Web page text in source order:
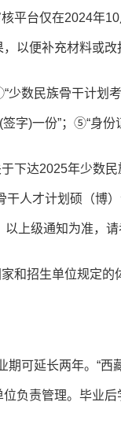
平台仅在2024年
以便补充材料或改
少数民族骨干计划
字)一份”；⑤“身份
下达2025年少数
干人才计划硕（博
上级通知为准，
和招生单位规定的
期可延长两年。“
负责管理。毕业后